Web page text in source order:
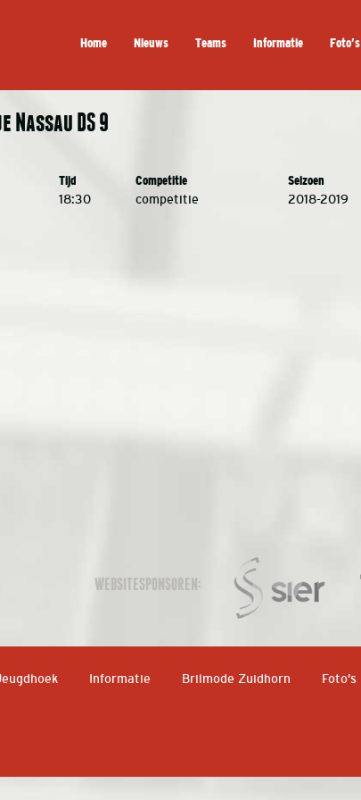
Home Nieuws Teams Informatie Foto’s
Nassau DS 9
Tijd Competitie Seizoen
18:30 competitie 2018-2019
WEBSITESPONSOREN:
Informatie Brilmode Zuidhorn Foto’s